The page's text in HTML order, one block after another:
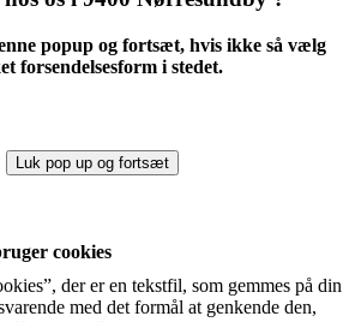
popup og fortsæt, hvis ikke så vælg
forsendelsesform i stedet.
Luk pop up og fortsæt
cookies
der er en tekstfil, som gemmes på din
med det formål at genkende den,